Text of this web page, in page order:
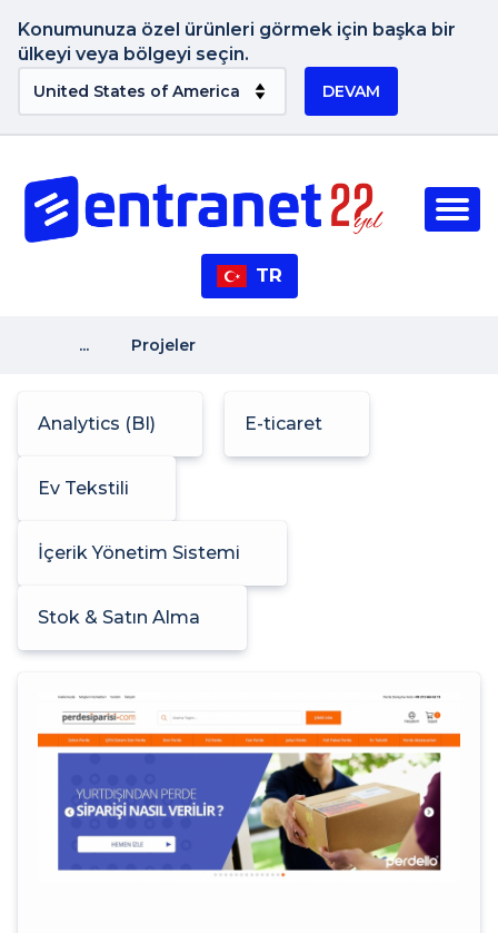
Konumunuza özel ürünleri görmek için başka bir
ülkeyi veya bölgeyi seçin.
DEVAM
TR
... Projeler
Analytics (BI) E-ticaret
Ev Tekstili
İçerik Yönetim Sistemi
Stok & Satın Alma